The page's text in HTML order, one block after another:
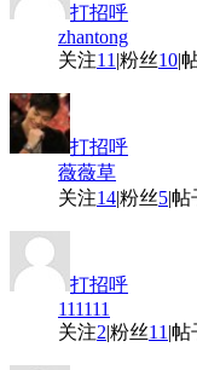
打招呼
zhantong
关注11 |粉丝10|
打招呼
薇薇草
关注14|粉丝5|帖
打招呼
111111
关注2|粉丝11 |帖